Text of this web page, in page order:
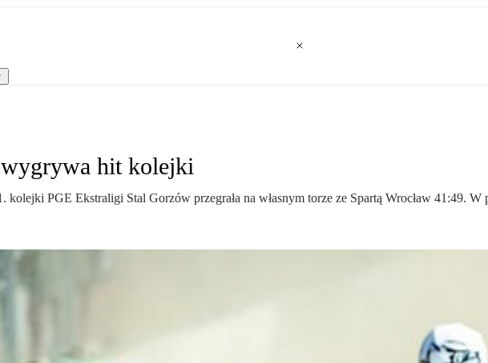
hit kolejki
PGE Ekstraligi Stal Gorzów przegrała na własnym torze ze Spartą Wrocław 41:49.